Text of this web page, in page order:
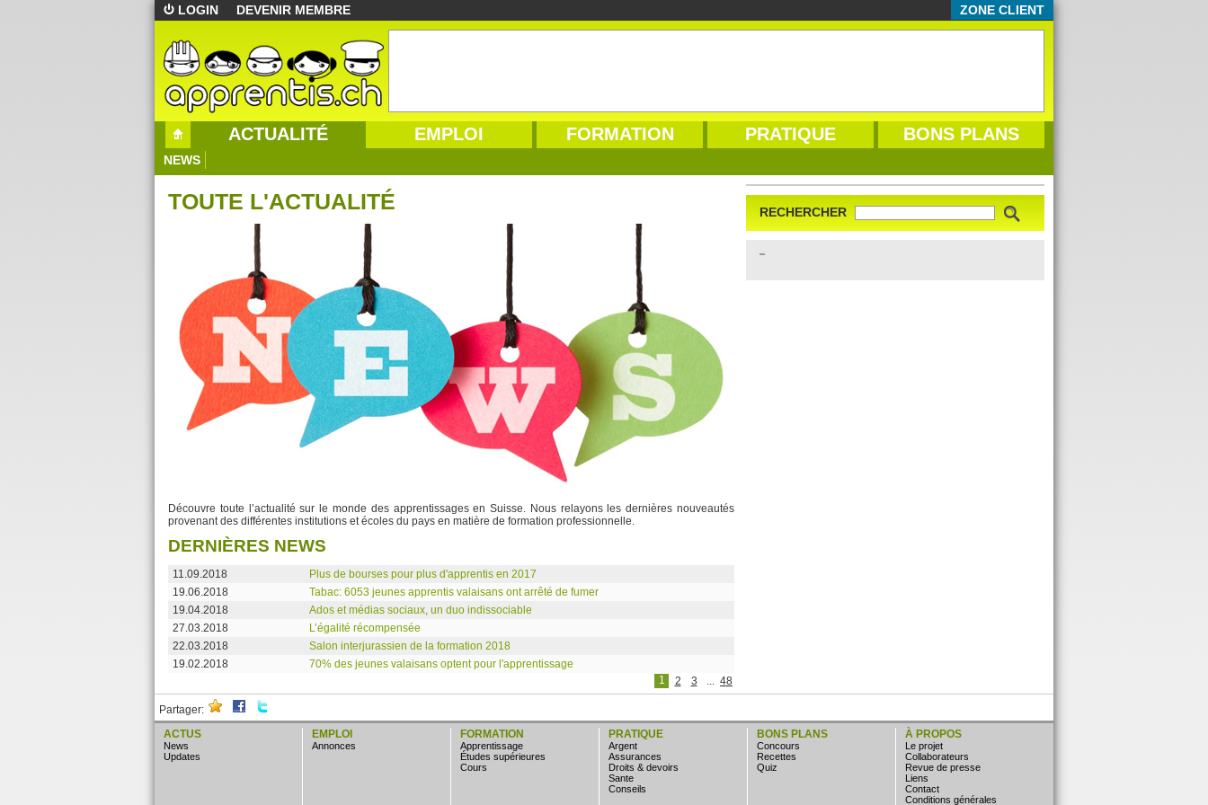
LOGIN DEVENIR MEMBRE ZONE CLIENT
ACTUALITÉ EMPLOI FORMATION PRATIQUE BONS PLANS
NEWS
RECHERCHER
TOUTE L'ACTUALITÉ
Découvre toute l’actualité sur le monde des apprentissages en Suisse. Nous relayons les dernières nouveautés
provenant des différentes institutions et écoles du pays en matière de formation professionnelle.
DERNIÈRES NEWS
11.09.2018
Plus de bourses pour plus d'apprentis en 2017
19.06.2018
Tabac: 6053 jeunes apprentis valaisans ont arrêté de fumer
19.04.2018
Ados et médias sociaux, un duo indissociable
27.03.2018
L’égalité récompensée
22.03.2018
Salon interjurassien de la formation 2018
19.02.2018
70% des jeunes valaisans optent pour l'apprentissage
1
2 3 ... 48
Partager:
ACTUS
news
updates
EMPLOI
annonces
FORMATION
apprentissage
études supérieures
cours
PRATIQUE
argent
assurances
droits & devoirs
sante
conseils
BONS PLANS
concours
Recettes
quiz
À PROPOS
Le projet
Collaborateurs
Revue de presse
Liens
Contact
Conditions générales